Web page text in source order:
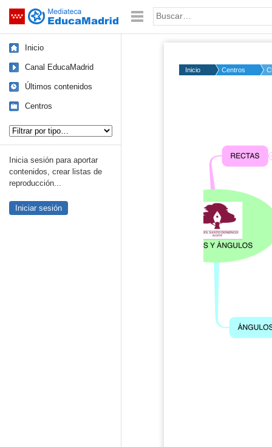
Saltar navegación Palabra o frase:
Inicio
Canal EducaMadrid
Últimos contenidos
Centros
Inicia sesión para aportar
contenidos, crear listas de
reproducción...
Iniciar sesión
Inicio Centros